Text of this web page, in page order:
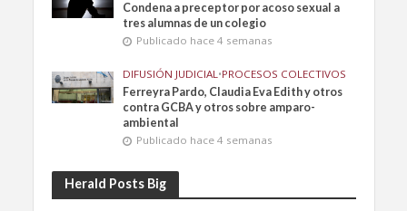
Condena a preceptor por acoso sexual a
tres alumnas de un colegio
Publicado hace 4 semanas
DIFUSIÓN JUDICIAL•PROCESOS COLECTIVOS
Ferreyra Pardo, Claudia Eva Edith y otros
contra GCBA y otros sobre amparo-
ambiental
Publicado hace 4 semanas
Herald Posts Big